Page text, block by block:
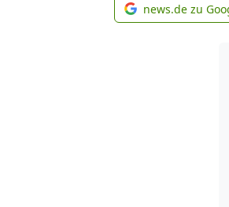
news.de zu